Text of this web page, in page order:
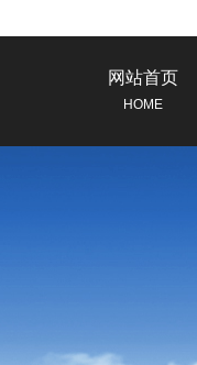
网站首页
HOME